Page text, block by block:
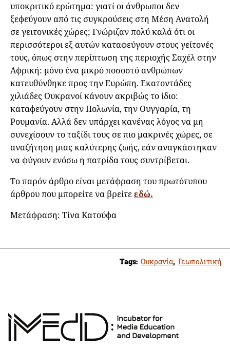
υποκριτικό ερώτημα: γιατί οι άνθρωποι δεν
ξεφεύγουν από τις συγκρούσεις στη Μέση Ανατολή
σε γειτονικές χώρες; Γνώριζαν πολύ καλά ότι οι
περισσότεροι εξ αυτών καταφεύγουν στους γείτονές
τους, όπως στην περίπτωση της περιοχής Σαχέλ στην
Αφρική: μόνο ένα μικρό ποσοστό ανθρώπων
κατευθύνθηκε προς την Ευρώπη. Εκατοντάδες
χιλιάδες Ουκρανοί κάνουν ακριβώς το ίδιο:
καταφεύγουν στην Πολωνία, την Ουγγαρία, τη
Ρουμανία. Αλλά δεν υπάρχει κανένας λόγος να μη
συνεχίσουν το ταξίδι τους σε πιο μακρινές χώρες, σε
αναζήτηση μιας καλύτερης ζωής, εάν αναγκάστηκαν
να φύγουν ενόσω η πατρίδα τους συντρίβεται.
Το παρόν άρθρο είναι μετάφραση του πρωτότυπου
άρθρου που μπορείτε να βρείτεεδώ.
Μετάφραση: Τίνα Κατούφα
Tags: Ουκρανία, Γεωπολιτική